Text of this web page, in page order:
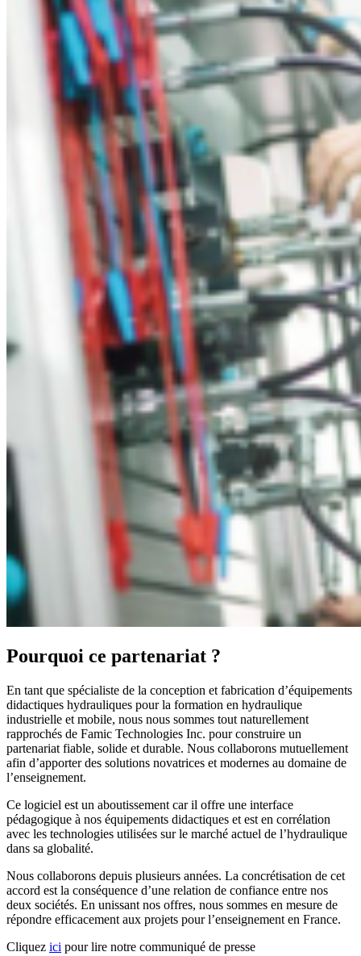
Pourquoi ce partenariat ?
En tant que spécialiste de la conception et fabrication d’équipements
didactiques hydrauliques pour la formation en hydraulique
industrielle et mobile, nous nous sommes tout naturellement
rapprochés de Famic Technologies Inc. pour construire un
partenariat fiable, solide et durable. Nous collaborons mutuellement
afin d’apporter des solutions novatrices et modernes au domaine de
l’enseignement.
Ce logiciel est un aboutissement car il offre une interface
pédagogique à nos équipements didactiques et est en corrélation
avec les technologies utilisées sur le marché actuel de l’hydraulique
dans sa globalité.
Nous collaborons depuis plusieurs années. La concrétisation de cet
accord est la conséquence d’une relation de confiance entre nos
deux sociétés. En unissant nos offres, nous sommes en mesure de
répondre efficacement aux projets pour l’enseignement en France.
Cliquez ici pour lire notre communiqué de presse